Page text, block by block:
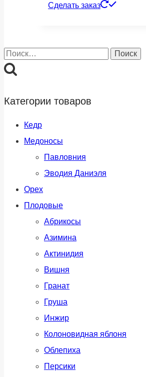
Сделать заказ
Найти:
Категории товаров
Кедр
Медоносы
Павловния
Эводия Даниэля
Орех
Плодовые
Абрикосы
Азимина
Актинидия
Вишня
Гранат
Груша
Инжир
Колоновидная яблоня
Облепиха
Персики